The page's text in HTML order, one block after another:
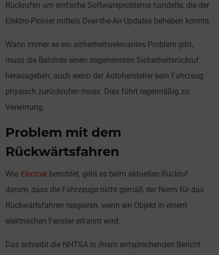
Rückrufen um einfache Softwareprobleme handelte, die der
Elektro-Pionier mittels Over-the-Air-Updates beheben konnte.
Wann immer es ein sicherheitsrelevantes Problem gibt,
muss die Behörde einen sogenannten Sicherheitsrückruf
herausgeben, auch wenn der Autohersteller kein Fahrzeug
physisch zurückrufen muss. Dies führt regelmäßig zu
Verwirrung.
Problem mit dem
Rückwärtsfahren
Wie Electrekberichtet, geht es beim aktuellen Rückruf
darum, dass die Fahrzeuge nicht gemäß der Norm für das
Rückwärtsfahren reagieren, wenn ein Objekt in einem
elektrischen Fenster erkannt wird.
Das schreibt die NHTSA in ihrem entsprechenden Bericht